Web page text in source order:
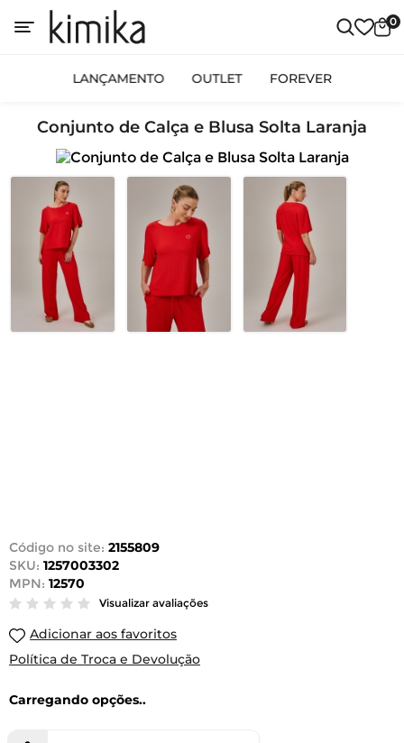
0
LANÇAMENTO OUTLET FOREVER
Conjunto de Calça e Blusa Solta Laranja
Código no site: 2155809
SKU: 1257003302
MPN: 12570
Visualizar avaliações
Adicionar aos favoritos
Política de Troca e Devolução
Carregando opções..